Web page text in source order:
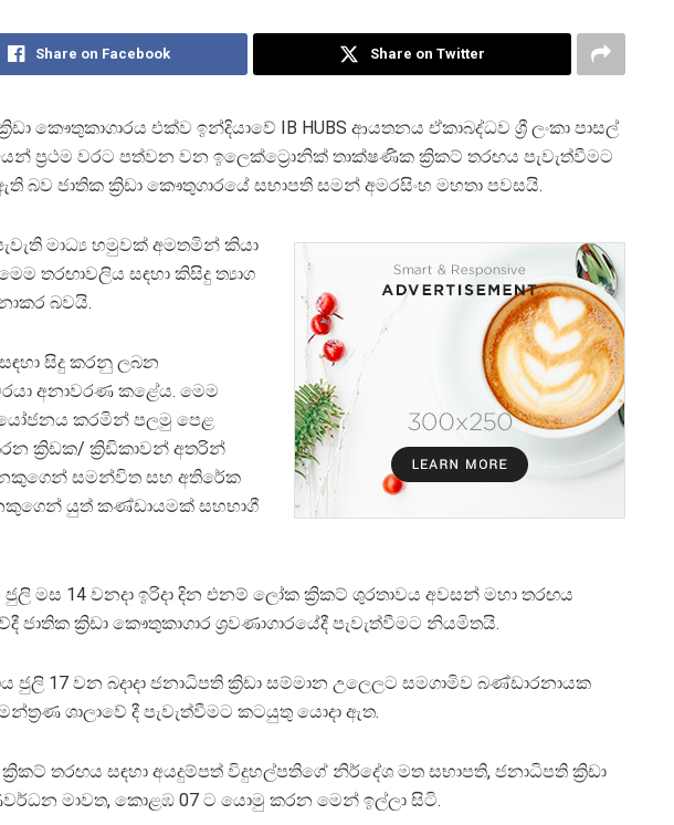
Share on Facebook Share on Twitter
ක්‍රිඩා කෞතුකාගාරය එක්ව ඉන්දියාවේ IB HUBS ආයතනය ඒකාබද්ධව ශ්‍රී ලංකා පාසල්
ප්‍රථම වරට පත්වන වන ඉලෙක්ට්‍රොනික් තාක්ෂණික ක්‍රිකට් තරඟය පැවැත්වීමට
බව ජාතික ක්‍රිඩා කෞතුගාරයේ සභාපති සමන් අමරසිංහ මහතා පවසයි.
පැවැති මාධ්‍ය හමුවක් අමතමින් කියා
තරඟාවලිය සඳහා කිසිදු ත්‍යාග
බවයි.
සිදු කරනු ලබන
අනාවරණ කළේය. මෙම
කරමින් පලමු පෙළ
ක්‍රිඩක/ ක්‍රිඩිකාවන් අතරින්
සමන්විත සහ අතිරේක
යුත් කණ්ඩායමක් සහභාගී
මස 14 වනදා ඉරිදා දින එනම් ලෝක ක්‍රිකට් ශුරතාවය අවසන් මහා තරඟය
ජාතික ක්‍රිඩා කෞතුකාගාර ශ්‍රවණාගාරයේදී පැවැත්වීමට නියමිතයි.
ජුලි 17 වන බදාදා ජනාධිපති ක්‍රිඩා සම්මාන උලෙලට සමගාමිව බණ්ඩාරනායක
ශාලාවේ දී පැවැත්වීමට කටයුතු යොදා ඇත.
තරඟය සඳහා අයදුම්පත් විදුහල්පතිගේ නිර්දේශ මත සභාපති, ජනාධිපති ක්‍රිඩා
මාවත, කොළඹ 07 ට යොමු කරන මෙන් ඉල්ලා සිටි.